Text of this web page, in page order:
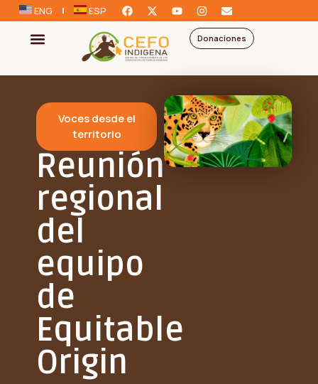
ENG ESP
Donaciones
Voces desde el
territorio
Reunión
regional
del
equipo
de
Equitable
Origin